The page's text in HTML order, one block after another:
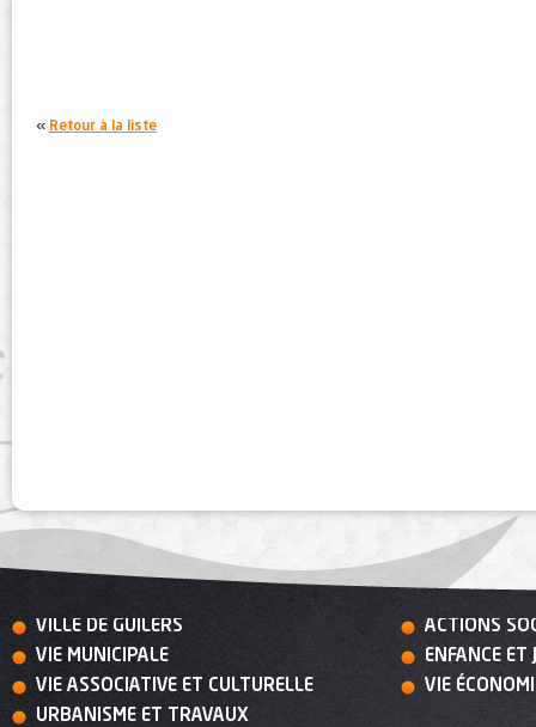
« Retour à la liste
VILLE DE GUILERS
ACTIONS
VIE MUNICIPALE
ENFANCE ET
VIE ASSOCIATIVE ET CULTURELLE
VIE
URBANISME ET TRAVAUX